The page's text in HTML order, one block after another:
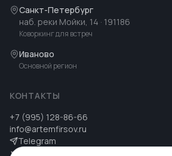
Санкт-Петербург
наб. реки Мойки, 14 · 191186
Коворкинг для встреч
Иваново
Основной регион
КОНТАКТЫ
+7 (995) 128-86-66
info@artemfirsov.ru
Telegram